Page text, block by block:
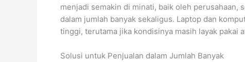
menjadi semakin di minati, baik oleh
dalam jumlah banyak sekaligus. Laptop dan
tinggi, terutama jika kondisinya masih layak pakai
Solusi untuk Penjualan dalam Jumlah Banyak